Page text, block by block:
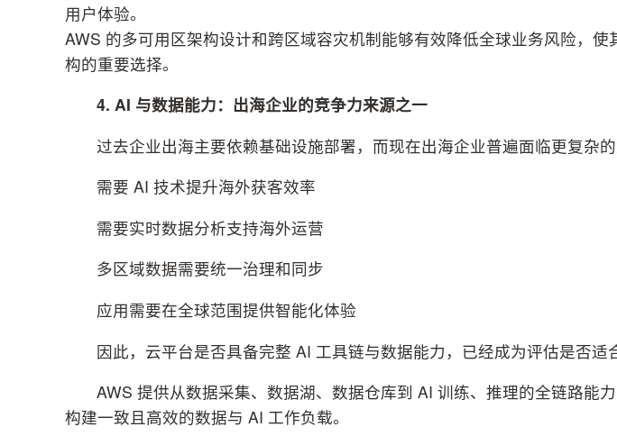
用户体验。
AWS 的多可用区架构设计和跨区域容灾机制能够有效降低全球业务风险，使
构的重要选择。
4. AI 与数据能力：出海企业的竞争力来源之一
过去企业出海主要依赖基础设施部署，而现在出海企业普遍面临更复杂的
需要 AI 技术提升海外获客效率
需要实时数据分析支持海外运营
多区域数据需要统一治理和同步
应用需要在全球范围提供智能化体验
因此，云平台是否具备完整 AI 工具链与数据能力，已经成为评估是否适
AWS 提供从数据采集、数据湖、数据仓库到 AI 训练、推理的全链路能
构建一致且高效的数据与 AI 工作负载。